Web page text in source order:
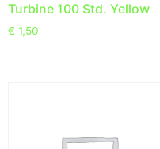
Turbine 100 Std. Yellow
€ 1,50